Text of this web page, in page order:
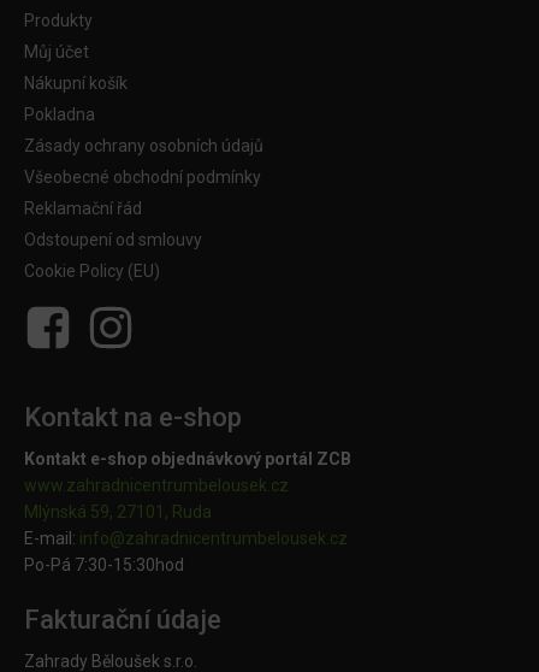
Produkty
Můj účet
Nákupní košík
Pokladna
Zásady ochrany osobních údajů
Všeobecné obchodní podmínky
Reklamační řád
Odstoupení od smlouvy
Cookie Policy (EU)
Kontakt na e-shop
Kontakt e-shop objednávkový portál ZCB
www.zahradnicentrumbelousek.cz
Mlýnská 59, 27101, Ruda
E-mail: info@zahradnicentrumbelousek.cz
Po-Pá 7:30-15:30hod
Fakturační údaje
Zahrady Běloušek s.r.o.